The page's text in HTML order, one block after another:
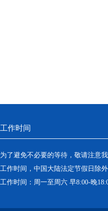
工作时间
为了避免不必要的等待，敬请注意
工作时间，中国大陆法定节假日除外
工作时间：周一至周六 早8:00-晚